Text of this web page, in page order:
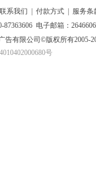
联系我们 付款方式
服务条
87363606 电子邮箱：
告有限公司 ©版权所有2005-
44010402000680号